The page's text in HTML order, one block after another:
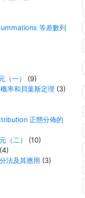
等差數列
一）
(9)
率和貝葉斯定理 (3)
正態分佈的
二）
(10)
(4)
法及其應用 (3)